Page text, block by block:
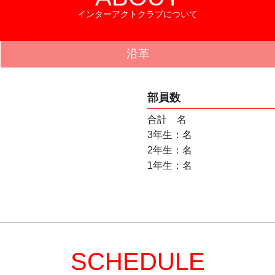
インターアクトクラブについて
沿革
部員数
合計　名
3年生：名
2年生：名
1年生：名
SCHEDULE